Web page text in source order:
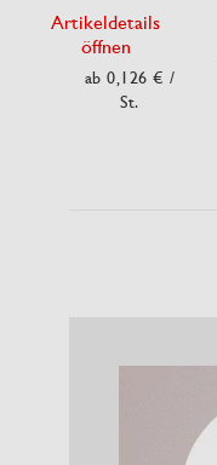
Artikeldetails
öffnen
ab 0,126 € /
St.